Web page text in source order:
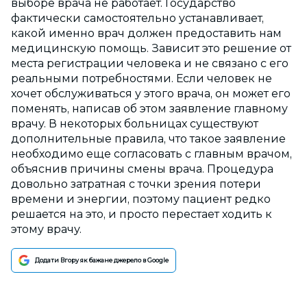
выборе врача не работает. Государство
фактически самостоятельно устанавливает,
какой именно врач должен предоставить нам
медицинскую помощь. Зависит это решение от
места регистрации человека и не связано с его
реальными потребностями. Если человек не
хочет обслуживаться у этого врача, он может его
поменять, написав об этом заявление главному
врачу. В некоторых больницах существуют
дополнительные правила, что такое заявление
необходимо еще согласовать с главным врачом,
объяснив причины смены врача. Процедура
довольно затратная с точки зрения потери
времени и энергии, поэтому пациент редко
решается на это, и просто перестает ходить к
этому врачу.
Додати Вгору як бажане джерело в Google